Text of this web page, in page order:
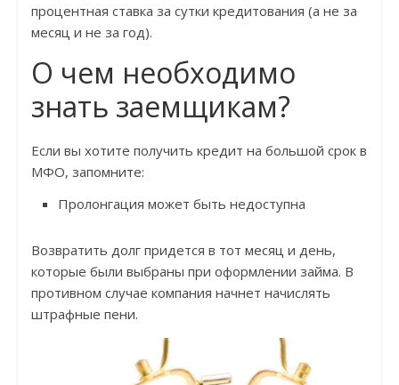
процентная ставка за сутки кредитования (а не за
месяц и не за год).
О чем необходимо
знать заемщикам?
Если вы хотите получить кредит на большой срок в
МФО, запомните:
Пролонгация может быть недоступна
Возвратить долг придется в тот месяц и день,
которые были выбраны при оформлении займа. В
противном случае компания начнет начислять
штрафные пени.